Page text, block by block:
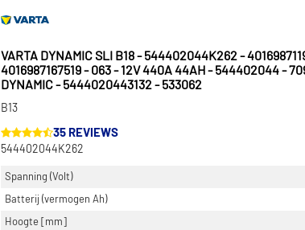
VARTA DYNAMIC SLI B18 - 544402044K262 -
4016987167519 - 063 - 12V 440A 44AH - 544402044 -
DYNAMIC - 5444020443132 - 533062
B13
35 REVIEWS
544402044K262
Spanning (Volt)
Batterij (vermogen Ah)
Hoogte [mm]